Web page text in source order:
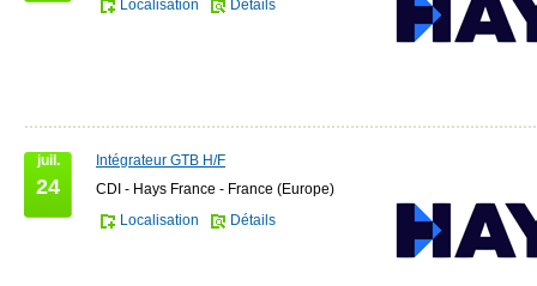
Localisation
Détails
juil.
24
Intégrateur GTB H/F
CDI - Hays France - France (Europe)
Localisation
Détails